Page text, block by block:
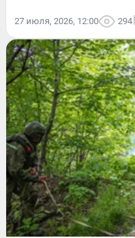
27 июля, 2026, 12:00 294